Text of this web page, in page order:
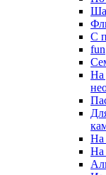
С
fun
На
На
На